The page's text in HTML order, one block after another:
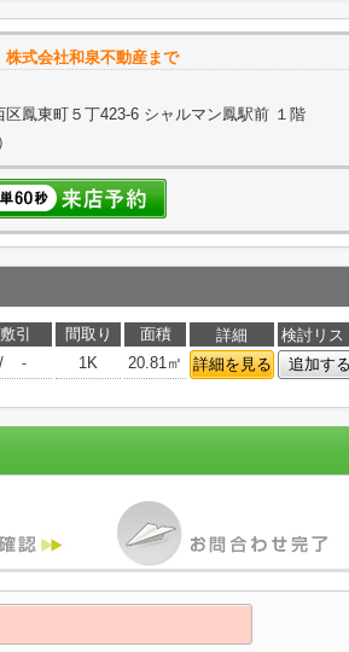
式会社和泉不動産まで
区鳳東町５丁423-6 シャルマン鳳駅前 １階
引 間取り 面積 詳細
検討リス
/ - 1K 20.81㎡ 詳細を見る 追加する